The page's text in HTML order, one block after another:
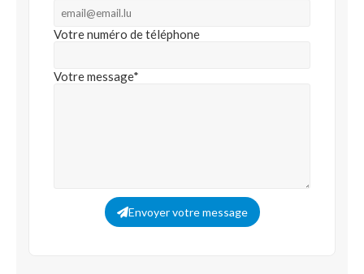
Votre numéro de téléphone
Votre message*
Envoyer votre message